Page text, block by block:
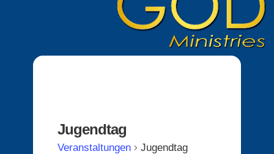
Jugendtag
Veranstaltungen Jugendtag